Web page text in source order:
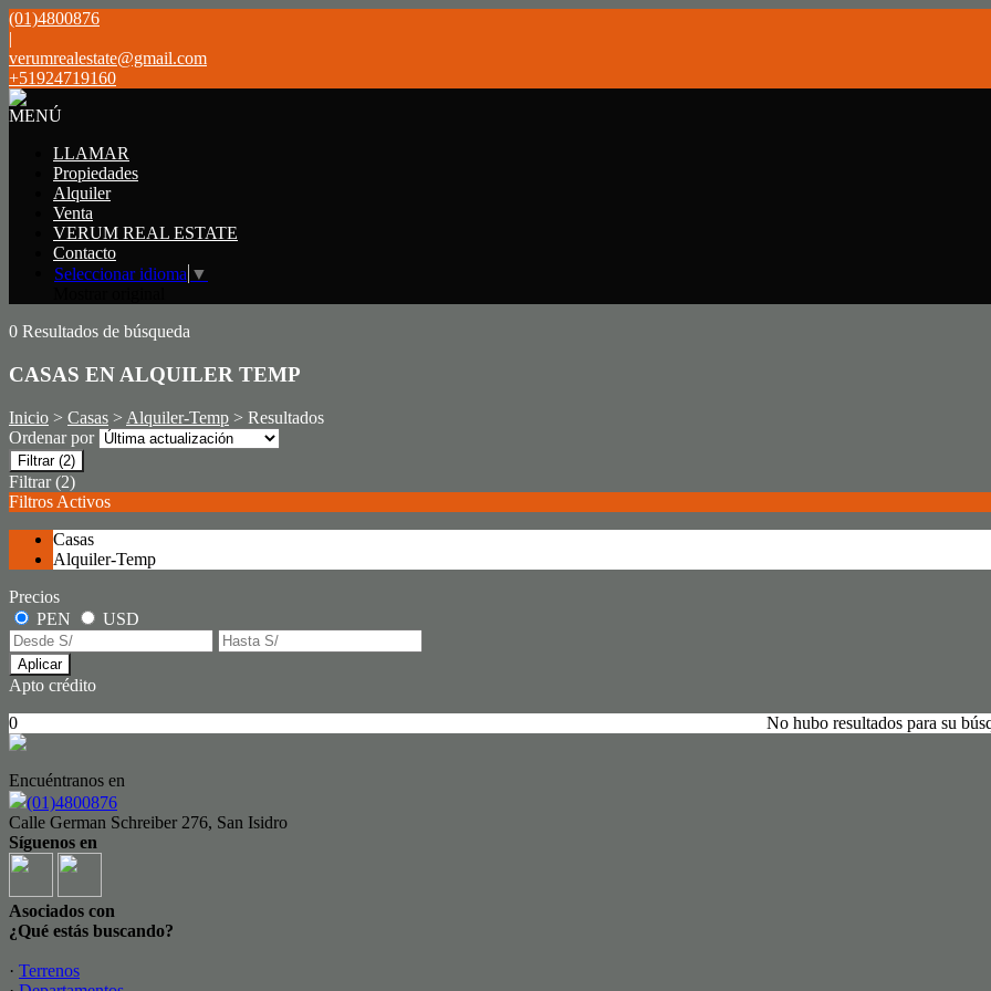
(01)4800876
|
verumrealestate@gmail.com
+51924719160
MENÚ
LLAMAR
Propiedades
Alquiler
Venta
VERUM REAL ESTATE
Contacto
Seleccionar idioma ▼
0 Resultados de búsqueda
CASAS EN ALQUILER TEMP
Inicio > Casas > Alquiler-Temp > Resultados
Ordenar por
Filtrar (2)
Filtrar (2)
Filtros Activos
Casas
Alquiler-Temp
Precios
PEN
USD
Aplicar
Apto crédito
No hubo resultados para su
0
Encuéntranos en
(01)4800876
Calle German Schreiber 276, San Isidro
Síguenos en
Asociados con
¿Qué estás buscando?
· Terrenos